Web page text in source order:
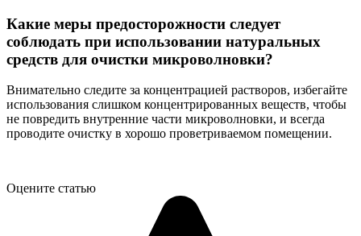
Какие меры предосторожности следует
соблюдать при использовании натуральных
средств для очистки микроволновки?
Внимательно следите за концентрацией растворов, избегайте
использования слишком концентрированных веществ, чтобы
не повредить внутренние части микроволновки, и всегда
проводите очистку в хорошо проветриваемом помещении.
Оцените статью